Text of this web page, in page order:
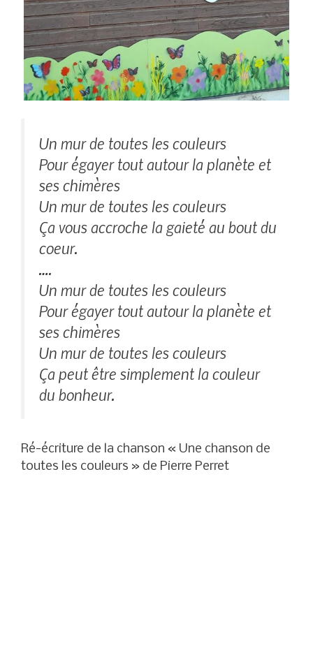
Un mur de toutes les couleurs
Pour égayer tout autour la planète et
ses chimères
Un mur de toutes les couleurs
Ça vous accroche la gaieté au bout du
coeur.
….
Un mur de toutes les couleurs
Pour égayer tout autour la planète et
ses chimères
Un mur de toutes les couleurs
Ça peut être simplement la couleur
du bonheur.
Ré-écriture de la chanson « Une chanson de
toutes les couleurs » de Pierre Perret